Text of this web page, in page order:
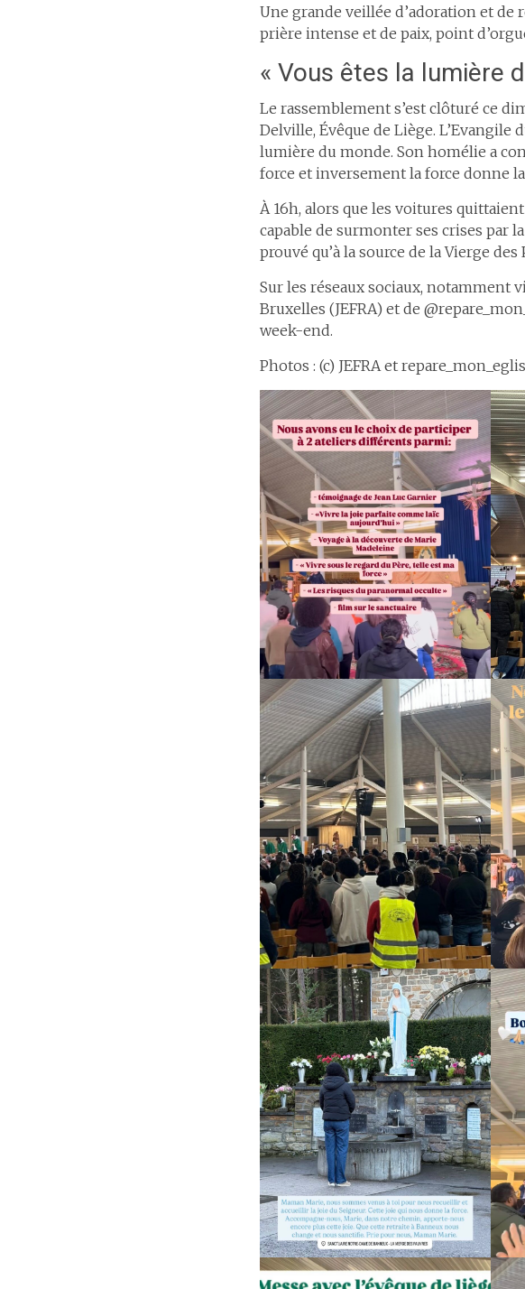
Une grande veillée d’adoration et
prière intense et de paix, point
« Vous êtes la lumière
Le rassemblement s’est clôturé ce
Delville, Évêque de Liège.
lumière du monde. Son homélie a
force et inversement la force donne
À 16h, alors que les voitures
capable de surmonter ses crises par
prouvé qu’à la source de la Vierge des
Sur les réseaux sociaux, notamment
Bruxelles (JEFRA) et de
week-end.
Photos : (c) JEFRA et